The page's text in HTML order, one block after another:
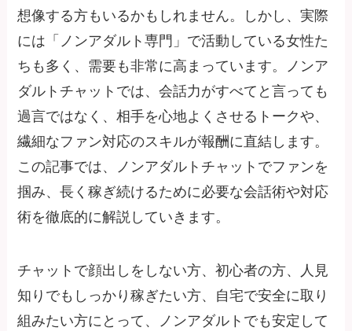
想像する方もいるかもしれません。しかし、実際
には「ノンアダルト専門」で活動している女性た
ちも多く、需要も非常に高まっています。ノンア
ダルトチャットでは、会話力がすべてと言っても
過言ではなく、相手を心地よくさせるトークや、
繊細なファン対応のスキルが報酬に直結します。
この記事では、ノンアダルトチャットでファンを
掴み、長く稼ぎ続けるために必要な会話術や対応
術を徹底的に解説していきます。
チャットで顔出しをしない方、初心者の方、人見
知りでもしっかり稼ぎたい方、自宅で安全に取り
組みたい方にとって、ノンアダルトでも安定して